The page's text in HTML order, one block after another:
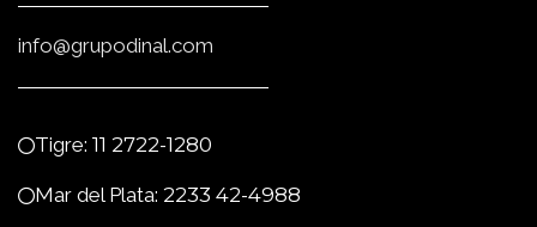
info@grupodinal.com
Tigre: 11 2722-1280
Mar del Plata: 2233 42-4988